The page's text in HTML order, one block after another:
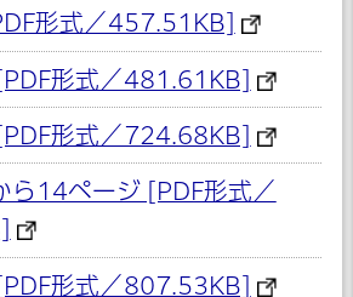
形式／457.51KB]
形式／481.61KB]
形式／724.68KB]
ら14ページ [PDF形式／
形式／807.53KB]